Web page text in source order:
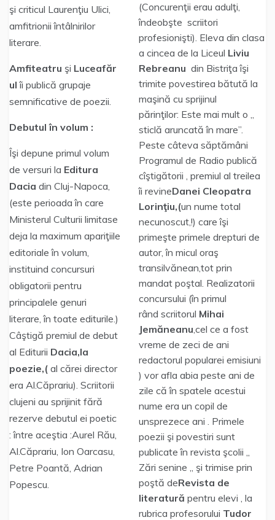
(Concurenţii erau adulţi,
îndeobşte scriitori
profesionişti). Eleva din clasa
a cincea de la Liceul Liviu
Rebreanu din Bistriţa îşi
trimite povestirea bătută la
maşină cu sprijinul
părinţilor: Este mai mult o „
sticlă aruncată în mare”.
Peste câteva săptămâni
Programul de Radio publică
cîştigătorii , premiul al treilea
îi revineDanei Cleopatra
Lorinţiu,(un nume total
necunoscut,!) care îşi
primeşte primele drepturi de
autor, în micul oraş
transilvănean,tot prin
mandat poştal. Realizatorii
concursului (în primul
rând scriitorul Mihai
Jemăneanu,cel ce a fost
vreme de zeci de ani
redactorul popularei emisiuni
) vor afla abia peste ani de
zile că în spatele acestui
nume era un copil de
unsprezece ani . Primele
poezii şi povestiri sunt
publicate în revista şcolii „
Zări senine „ şi trimise prin
poştă deRevista de
literatură pentru elevi , la
rubrica profesorului Tudor
şi criticul Laurenţiu Ulici,
amfitrionii întâlnirilor
literare.
Amfiteatru şi Luceafăr
ul îi publică grupaje
semnificative de poezii.
Debutul în volum :
Îşi depune primul volum
de versuri la Editura
Dacia din Cluj-Napoca,
(este perioada în care
Ministerul Culturii limitase
deja la maximum apariţiile
editoriale în volum,
instituind concursuri
obligatorii pentru
principalele genuri
literare, în toate editurile.)
Câştigă premiul de debut
al Editurii Dacia,la
poezie,( al cărei director
era Al.Căprariu). Scriitorii
clujeni au sprijinit fără
rezerve debutul ei poetic
: între aceştia :Aurel Rău,
Al.Căprariu, Ion Oarcasu,
Petre Poantă, Adrian
Popescu.